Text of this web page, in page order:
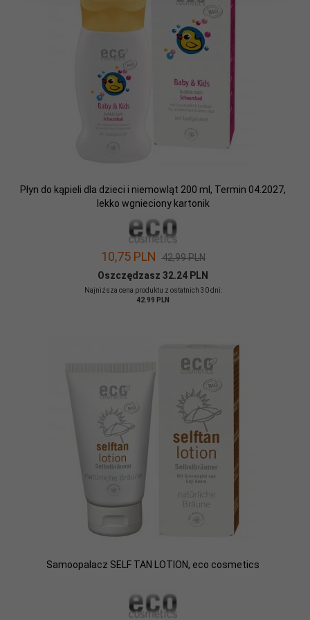
Płyn do kąpieli dla dzieci i niemowląt 200 ml, Termin 04.2027,
lekko wgnieciony kartonik
10,75 PLN 42,99 PLN
Oszczędzasz 32.24 PLN
Najniższa cena produktu z ostatnich 30 dni:
42.99 PLN
Samoopalacz SELF TAN LOTION, eco cosmetics